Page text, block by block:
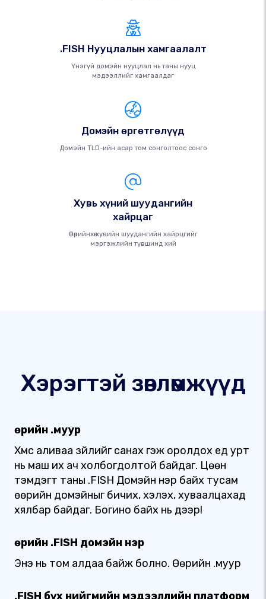
.FISH Нууцлалын хамгаалалт
Үнэгүй домэйн нууцлал нь таны нууц
мэдээллийг хамгаалдаг
Домэйн өргөтгөлүүд
Домэйн TLD-ийн асар том сонголтоос сонго
Хувь хүний ​​шуудангийн
хайрцаг
Өөрийнхөө хувийн шуудангийн хайрцгийг
мэргэжлийн түвшинд хий
Хэрэгтэй зөвлөмжүүд
Өөрийн .муур
Хүмүүс аливаа зүйлийг санах гэж оролдох үед урт
нь маш их ач холбогдолтой байдаг. Цөөн
тэмдэгт таны .FISH Домэйн нэр байх тусам
өөрийн домэйныг бичих, хэлэх, хуваалцахад
хялбар байдаг. Богино байх нь дээр!
Өөрийн .FISH домэйн нэр
Энэ нь том алдаа байж болно. Өөрийн .муур
.FISH бүх нийгмийн мэдээллийн платформ